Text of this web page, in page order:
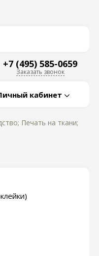
+7 (495) 585-0659
Заказать звонок
кабинет
Печать на ткани;